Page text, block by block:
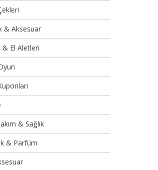
& Aksesuar
& El Aletleri
& Sağlık
& Parfüm